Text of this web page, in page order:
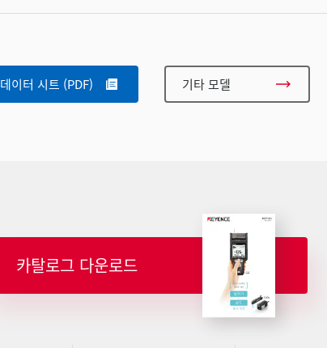
데이터 시트 (PDF) 기타 모델
카탈로그 다운로드